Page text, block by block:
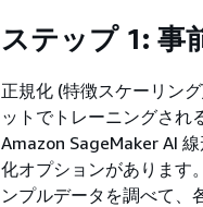
ステップ 1: 事
正規化 (特徴スケーリン
ットでトレーニングされ
Amazon SageMaker AI
化オプションがあります
ンプルデータを調べて、